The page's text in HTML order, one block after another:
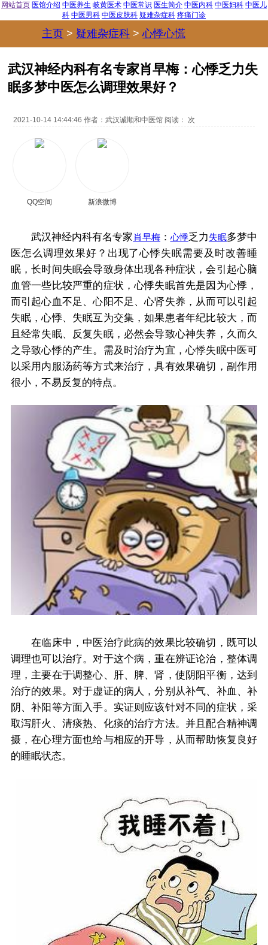
网站首页 医馆介绍 中医养生 岐黄医术 中医常识 医生简介 中医内科 中医妇科 中医儿
科 中医男科 中医皮肤科 疑难杂症科 疼痛门诊
主页 > 疑难杂症科 >心悸心慌
武汉神经内科有名专家肖早梅：心悸乏力失
眠多梦中医怎么调理效果好？
2021-10-14 14:44:46 作者：武汉诚顺和中医馆 阅读： 次
QQ空间 新浪微博
武汉神经内科有名专家肖早梅： 心悸乏力失眠多梦中
医怎么调理效果好？出现了心悸失眠需要及时改善睡
眠，长时间失眠会导致身体出现各种症状，会引起心脑
血管一些比较严重的症状，心悸失眠首先是因为心悸，
而引起心血不足、心阳不足、心肾失养，从而可以引起
失眠，心悸、失眠互为交集，如果患者年纪比较大，而
且经常失眠、反复失眠，必然会导致心神失养，久而久
之导致心悸的产生。需及时治疗为宜，心悸失眠中医可
以采用内服汤药等方式来治疗，具有效果确切，副作用
很小，不易反复的特点。
在临床中，中医治疗此病的效果比较确切，既可以
调理也可以治疗。对于这个病，重在辨证论治，整体调
理，主要在于调整心、肝、脾、肾，使阴阳平衡，达到
治疗的效果。对于虚证的病人，分别从补气、补血、补
阴、补阳等方面入手。实证则应该针对不同的症状，采
取泻肝火、清痰热、化痰的治疗方法。并且配合精神调
摄，在心理方面也给与相应的开导，从而帮助恢复良好
的睡眠状态。